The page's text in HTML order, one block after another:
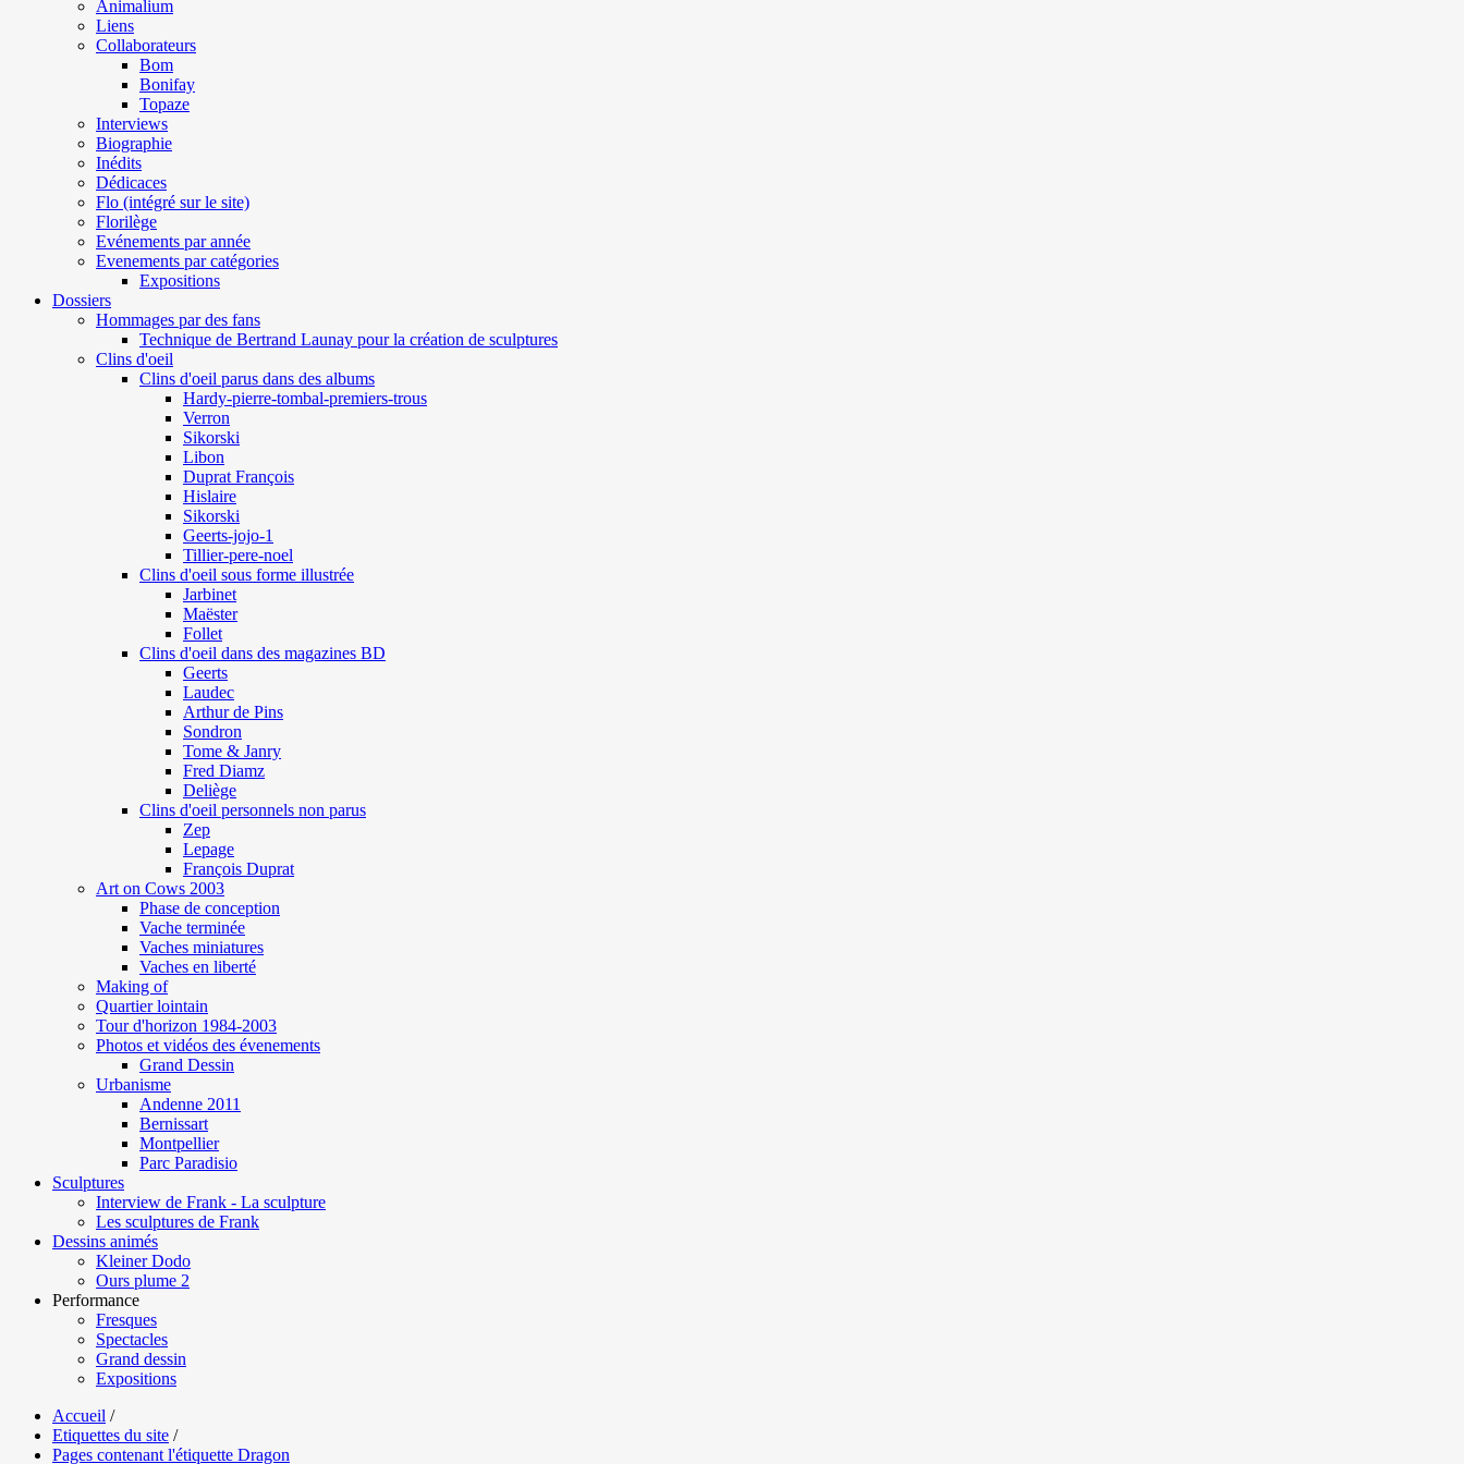
Animalium
Liens
Collaborateurs
Bom
Bonifay
Topaze
Interviews
Biographie
Inédits
Dédicaces
Flo (intégré sur le site)
Florilège
Evénements par année
Evenements par catégories
Expositions
Dossiers
Hommages par des fans
Technique de Bertrand Launay pour la création de sculptures
Clins d'oeil
Clins d'oeil parus dans des albums
Hardy-pierre-tombal-premiers-trous
Verron
Sikorski
Libon
Duprat François
Hislaire
Sikorski
Geerts-jojo-1
Tillier-pere-noel
Clins d'oeil sous forme illustrée
Jarbinet
Maëster
Follet
Clins d'oeil dans des magazines BD
Geerts
Laudec
Arthur de Pins
Sondron
Tome & Janry
Fred Diamz
Deliège
Clins d'oeil personnels non parus
Zep
Lepage
François Duprat
Art on Cows 2003
Phase de conception
Vache terminée
Vaches miniatures
Vaches en liberté
Making of
Quartier lointain
Tour d'horizon 1984-2003
Photos et vidéos des évenements
Grand Dessin
Urbanisme
Andenne 2011
Bernissart
Montpellier
Parc Paradisio
Sculptures
Interview de Frank - La sculpture
Les sculptures de Frank
Dessins animés
Kleiner Dodo
Ours plume 2
Performance
Fresques
Spectacles
Grand dessin
Expositions
Accueil /
Etiquettes du site /
Pages contenant l'étiquette Dragon